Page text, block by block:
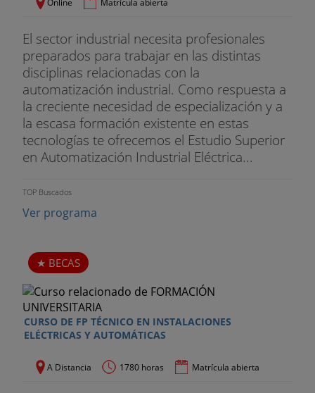
El sector industrial necesita profesionales
preparados para trabajar en las distintas
disciplinas relacionadas con la
automatización industrial. Como respuesta a
la creciente necesidad de especialización y a
la escasa formación existente en estas
tecnologías te ofrecemos el Estudio Superior
en Automatización Industrial Eléctrica...
TOP Buscados
Ver programa
BECAS
CURSO DE FP TÉCNICO EN INSTALACIONES
ELÉCTRICAS Y AUTOMÁTICAS
A Distancia 1780 horas Matrícula abierta